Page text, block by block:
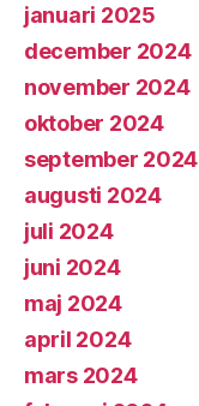
januari 2025
december 2024
november 2024
oktober 2024
september 2024
augusti 2024
juli 2024
juni 2024
maj 2024
april 2024
mars 2024